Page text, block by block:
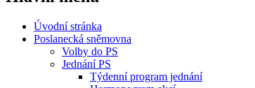
Úvodní stránka
Poslanecká sněmovna
Volby do PS
Jednání PS
Týdenní program jednání